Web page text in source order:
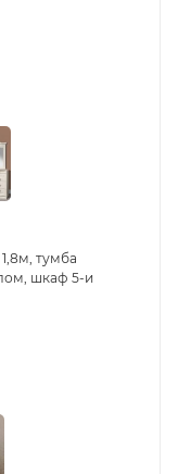
тумба
шкаф 5-и